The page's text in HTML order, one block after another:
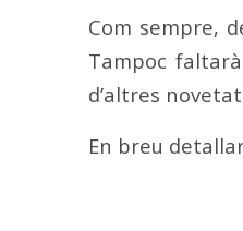
Com sempre,
Tampoc
d’altres
En breu